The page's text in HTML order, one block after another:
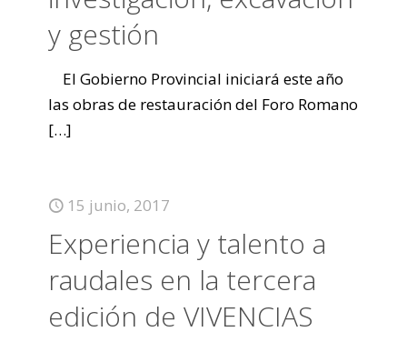
y gestión
El Gobierno Provincial iniciará este año
las obras de restauración del Foro Romano
[…]
15 junio, 2017
Experiencia y talento a
raudales en la tercera
edición de VIVENCIAS